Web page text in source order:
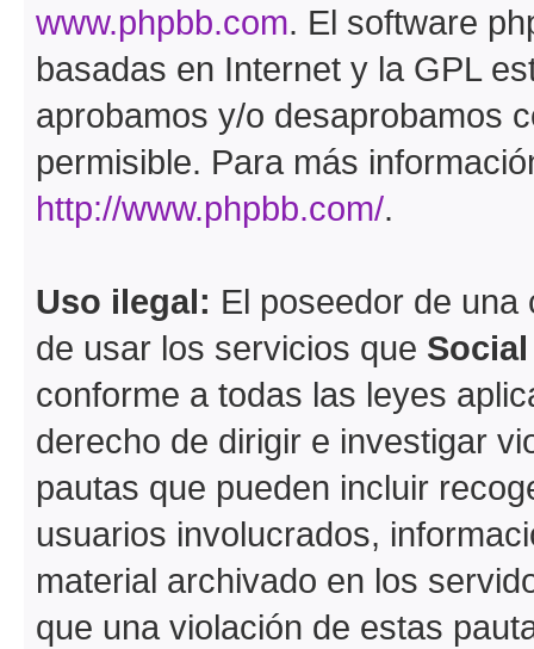
www.phpbb.com. El software
basadas en Internet y la GPL
aprobamos y/o desaprobamos
permisible. Para más
http://www.phpbb.com/.
Uso ilegal: El poseedor de
de usar los servicios que
conforme a todas las leyes
derecho de dirigir e investigar
pautas que pueden incluir
usuarios involucrados,
material archivado en los
que una violación de estas